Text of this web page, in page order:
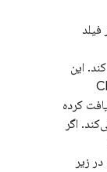
این
کرده
اگر
زیر